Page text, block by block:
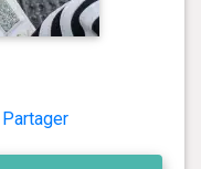
Partager